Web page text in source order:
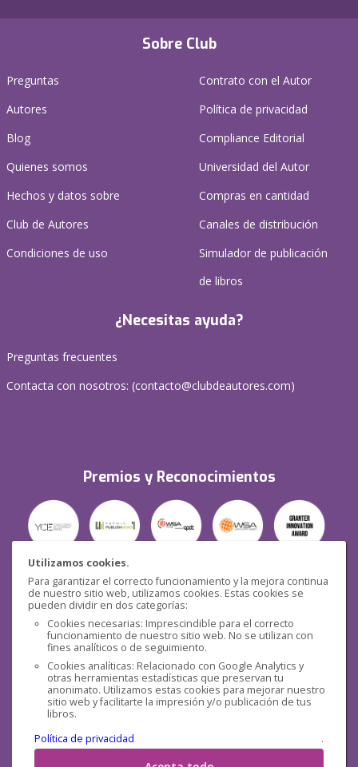
Utilizamos cookies.
Para garantizar el correcto funcionamiento y la mejora continua
de nuestro sitio web, utilizamos cookies. Estas cookies se
pueden dividir en dos categorías:
Cookies necesarias: Imprescindible para el correcto
funcionamiento de nuestro sitio web. No se utilizan con
fines analíticos o de seguimiento.
Cookies analíticas: Relacionado con Google Analytics y
otras herramientas estadísticas que preservan tu
anonimato. Utilizamos estas cookies para mejorar nuestro
sitio web y facilitarte la impresión y/o publicación de tus
libros.
Política de privacidad
.
Sobre Club
Preguntas
Autores
Blog
Quienes somos
Hechos y datos sobre
Club de Autores
Condiciones de uso
Contrato con el Autor
Política de privacidad
Compliance Editorial
Universidad del Autor
Compras en cantidad
Canales de distribución
Simulador de publicación
de libros
¿Necesitas ayuda?
Preguntas frecuentes
Contacta con nosotros: (contacto@clubdeautores.com)
Premios y Reconocimientos
Seguridad
Redes sociales